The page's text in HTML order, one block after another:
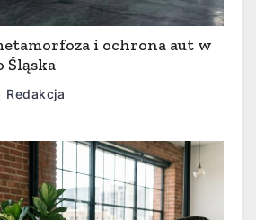
i ochrona aut w
Śląska
Redakcja